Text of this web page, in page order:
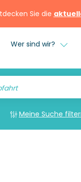
Sie die
Wer sind wir?
Meine Suche